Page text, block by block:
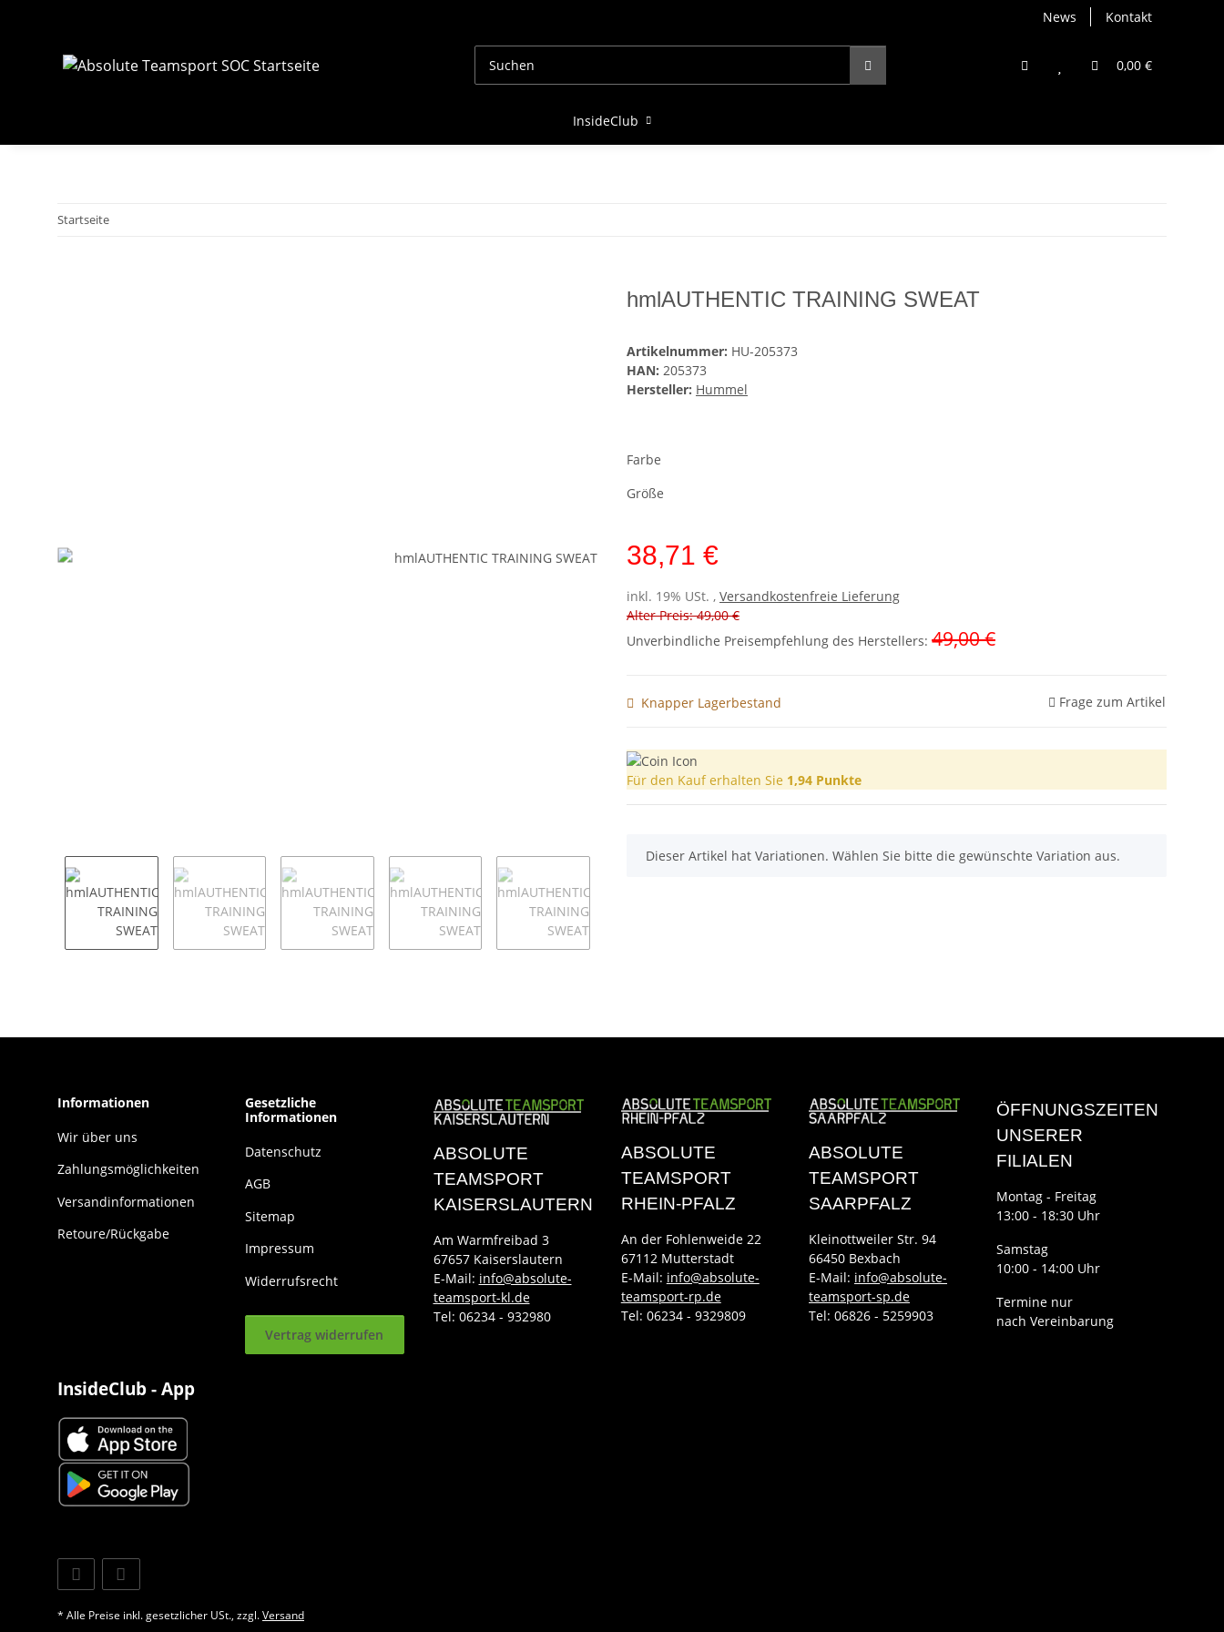
News Kontakt
0,00 €
InsideClub
Startseite
hmlAUTHENTIC TRAINING SWEAT
Artikelnummer: HU-205373
HAN: 205373
Hersteller: Hummel
Farbe
Größe
38,71 €
inkl. 19% USt. , Versandkostenfreie Lieferung
Alter Preis: 49,00 €
Unverbindliche Preisempfehlung des Herstellers: 49,00 €
Knapper Lagerbestand Frage zum Artikel
Für den Kauf erhalten Sie 1,94 Punkte
x
Dieser Artikel hat Variationen. Wählen Sie bitte die gewünschte Variation aus.
Informationen
Wir über uns
Zahlungsmöglichkeiten
Versandinformationen
Retoure/Rückgabe
Gesetzliche
Informationen
Datenschutz
AGB
Sitemap
Impressum
Widerrufsrecht
Vertrag widerrufen
ABSOLUTE
TEAMSPORT
KAISERSLAUTERN
Am Warmfreibad 3
67657 Kaiserslautern
E-Mail: info@absolute-
teamsport-kl.de
Tel: 06234 - 932980
ABSOLUTE
TEAMSPORT
RHEIN-PFALZ
An der Fohlenweide 22
67112 Mutterstadt
E-Mail: info@absolute-
teamsport-rp.de
Tel: 06234 - 9329809
ABSOLUTE
TEAMSPORT
SAARPFALZ
Kleinottweiler Str. 94
66450 Bexbach
E-Mail: info@absolute-
teamsport-sp.de
Tel: 06826 - 5259903
ÖFFNUNGSZEITEN
UNSERER
FILIALEN
Montag - Freitag
13:00 - 18:30 Uhr
Samstag
10:00 - 14:00 Uhr
Termine nur
nach Vereinbarung
InsideClub - App
* Alle Preise inkl. gesetzlicher USt., zzgl.Versand